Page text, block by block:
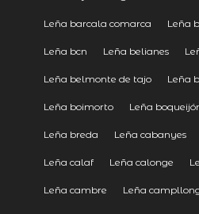
Leña barcala comarca Leña
Leña bcn Leña belianes
Leña belmonte de tajo Leña
Leña boimorto Leña
Leña breda Leña cabanyes
Leña calaf Leña calonge
Leña cambre Leña